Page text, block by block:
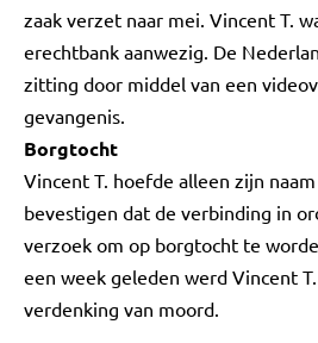
zaak verzet naar mei. Vincent T.
erechtbank aanwezig. De
zitting door middel van een
gevangenis.
Borgtocht
Vincent T. hoefde alleen zijn
bevestigen dat de verbinding in
verzoek om op borgtocht te
een week geleden werd Vincent
verdenking van moord.